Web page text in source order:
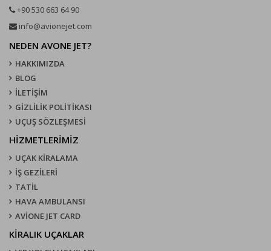
+90 530 663 64 90
info@avionejet.com
NEDEN AVONE JET?
HAKKIMIZDA
BLOG
İLETİŞİM
GİZLİLİK POLİTİKASI
UÇUŞ SÖZLEŞMESI
HİZMETLERİMİZ
UÇAK KIRALAMA
İŞ GEZİLERİ
TATİL
HAVA AMBULANSI
AVİONE JET CARD
KIRALIK UÇAKLAR